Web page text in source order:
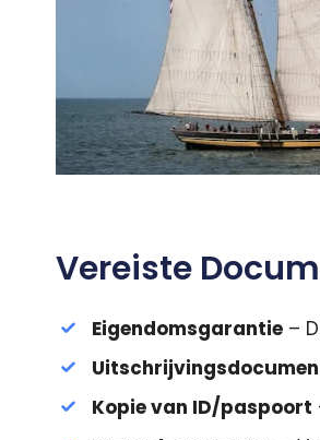
Vereiste
Eigendomsgarantie –
Kopie van ID/paspoort